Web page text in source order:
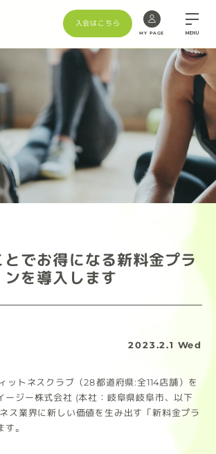
入会はこちら
MY PAGE MENU
でお得になる新料金プラ
ンを導入します
2023.2.1 Wed
ットネスクラブ（28都道府県:全114店舗）を
ージー株式会社 (本社：岐阜県岐阜市、以下
ス業界に新しい価値を生み出す「新料金プラ
。